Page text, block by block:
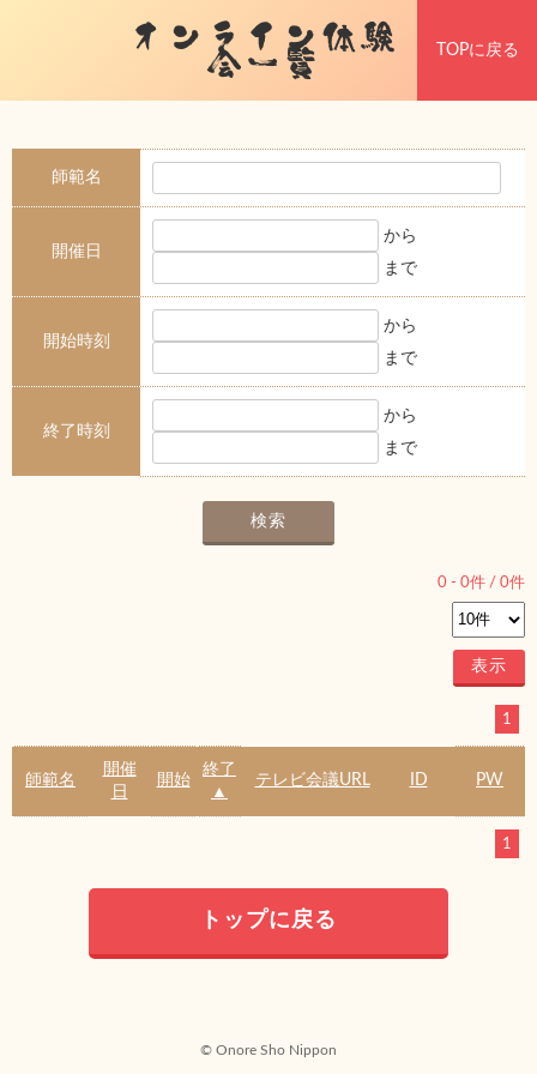
オンライン体験
会一覧 TOPに戻る
師範名
開催日
から
まで
開始時刻
から
まで
終了時刻
から
まで
0 - 0件 / 0件
1
師範名
開催
日
開始
終了
▲
テレビ会議URL ID PW
1
トップに戻る
© Onore Sho Nippon